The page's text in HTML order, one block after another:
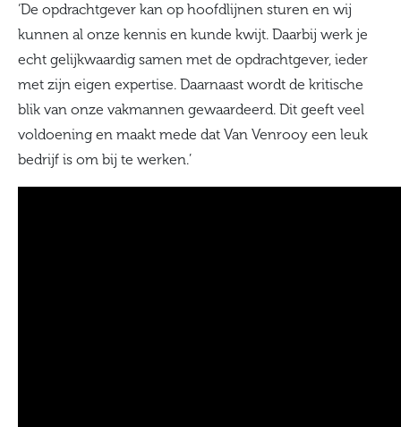
‘De opdrachtgever kan op hoofdlijnen sturen en wij
kunnen al onze kennis en kunde kwijt. Daarbij werk je
echt gelijkwaardig samen met de opdrachtgever, ieder
met zijn eigen expertise. Daarnaast wordt de kritische
blik van onze vakmannen gewaardeerd. Dit geeft veel
voldoening en maakt mede dat Van Venrooy een leuk
bedrijf is om bij te werken.’